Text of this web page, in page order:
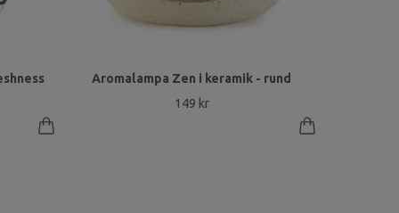
Aromalampa Zen i keramik - rund
149 kr